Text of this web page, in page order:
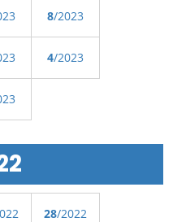
8/2023
4/2023
28/2022